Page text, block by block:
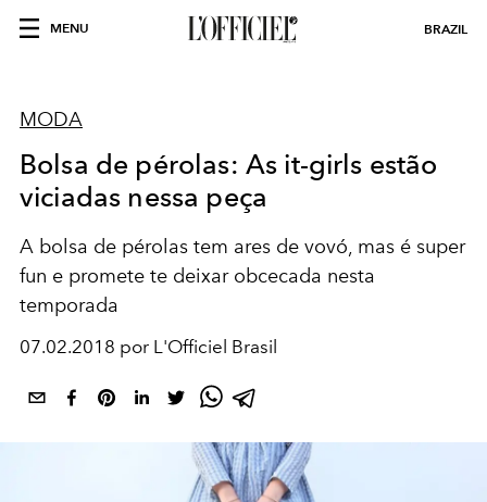
MENU BRAZIL
MODA
Bolsa de pérolas: As it-girls estão
viciadas nessa peça
A bolsa de pérolas tem ares de vovó, mas é super
fun e promete te deixar obcecada nesta
temporada
07.02.2018 por L'Officiel Brasil